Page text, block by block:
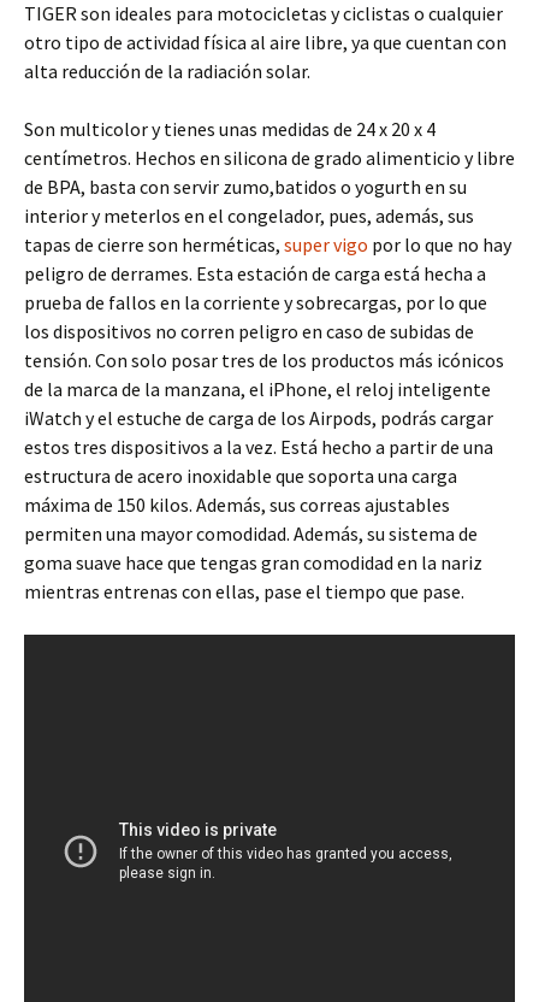
TIGER son ideales para motocicletas y ciclistas o cualquier
otro tipo de actividad física al aire libre, ya que cuentan con
alta reducción de la radiación solar.
Son multicolor y tienes unas medidas de 24 x 20 x 4
centímetros. Hechos en silicona de grado alimenticio y libre
de BPA, basta con servir zumo,batidos o yogurth en su
interior y meterlos en el congelador, pues, además, sus
tapas de cierre son herméticas, super vigo por lo que no hay
peligro de derrames. Esta estación de carga está hecha a
prueba de fallos en la corriente y sobrecargas, por lo que
los dispositivos no corren peligro en caso de subidas de
tensión. Con solo posar tres de los productos más icónicos
de la marca de la manzana, el iPhone, el reloj inteligente
iWatch y el estuche de carga de los Airpods, podrás cargar
estos tres dispositivos a la vez. Está hecho a partir de una
estructura de acero inoxidable que soporta una carga
máxima de 150 kilos. Además, sus correas ajustables
permiten una mayor comodidad. Además, su sistema de
goma suave hace que tengas gran comodidad en la nariz
mientras entrenas con ellas, pase el tiempo que pase.